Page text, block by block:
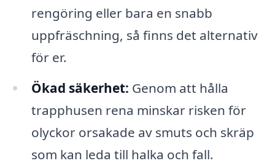
rengöring eller bara en snabb
uppfräschning, så finns det alternativ
för er.
Ökad säkerhet: Genom att hålla
trapphusen rena minskar risken för
olyckor orsakade av smuts och skräp
som kan leda till halka och fall.